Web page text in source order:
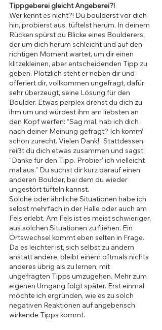
Tippgeberei gleicht Angeberei?!
Wer kennt es nicht?! Du boulderst vor dich
hin, probierst aus, tüftelst herum. In deinem
Rücken spürst du Blicke eines Boulderers,
der um dich herum schleicht und auf den
richtigen Moment wartet, um dir einen
klitzekleinen, aber entscheidenden Tipp zu
geben. Plötzlich steht er neben dir und
offeriert dir, vollkommen ungefragt, dafür
sehr überzeugt, seine Lösung für den
Boulder. Etwas perplex drehst du dich zu
ihm um und würdest ihm am liebsten an
den Kopf werfen: “Sag mal, hab ich dich
nach deiner Meinung gefragt? Ich komm’
schon zurecht. Vielen Dank!” Stattdessen
reißt du dich etwas zusammen und sagst:
“Danke für den Tipp. Probier’ ich vielleicht
mal aus." Du suchst dir kurz darauf einen
anderen Boulder, bei dem du wieder
ungestört tüfteln kannst.
Solche oder ähnliche Situationen habe ich
selbst mehrfach in der Halle oder auch am
Fels erlebt. Am Fels ist es meist schwieriger,
aus solchen Situationen zu fliehen. Ein
Ortswechsel kommt eben selten in Frage.
Da es leichter ist, sich selbst zu ändern
anstatt andere, bleibt einem oftmals nichts
anderes übrig als zu lernen, mit
ungefragten Tipps umzugehen. Mehr zum
eigenen Umgang folgt später. Erst einmal
möchte ich ergründen, wie es zu solch
negativen Reaktionen auf angeberisch
wirkende Tipps kommt.